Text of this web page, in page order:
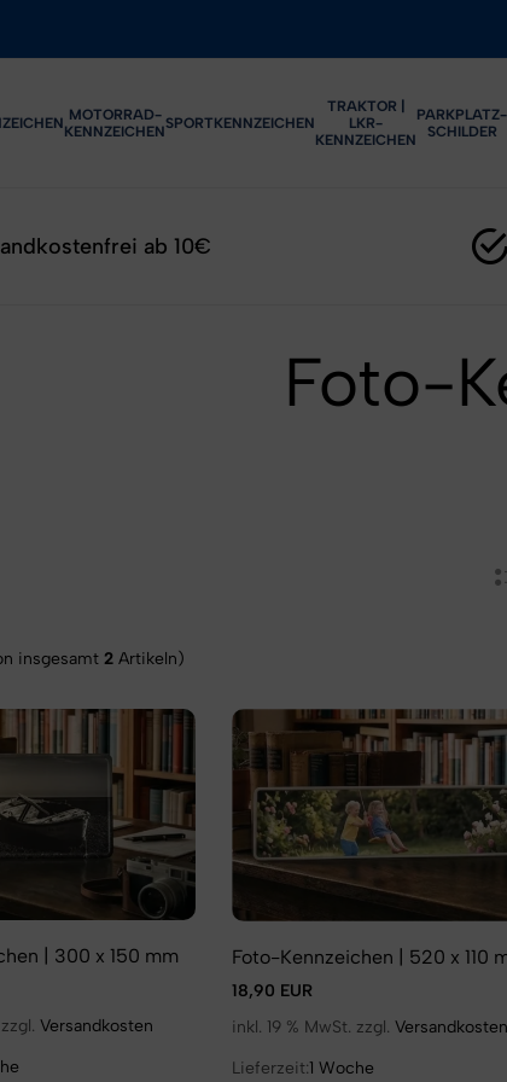
MOTORRAD-
KENNZEICHENSPORTKENNZEICHEN
TRAKTOR |
LKR-
KENNZEICHEN
PARKPLATZ-
SCHILDER
ab 10€
Foto-
insgesamt 2 Artikeln)
| 300 x 150 mm
Versandkosten
Foto-Kennzeichen | 520 x 110
18,90 EUR
inkl. 19 % MwSt. zzgl. Versandkosten
Lieferzeit:1 Woche